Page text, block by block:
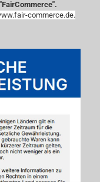
commerce.de.